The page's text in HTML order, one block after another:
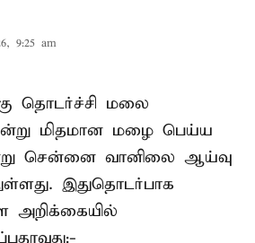
9:25 am
தொடர்ச்சி மலை
மிதமான மழை பெய்ய
சென்னை வானிலை ஆய்வு
இதுதொடர்பாக
அறிக்கையில்